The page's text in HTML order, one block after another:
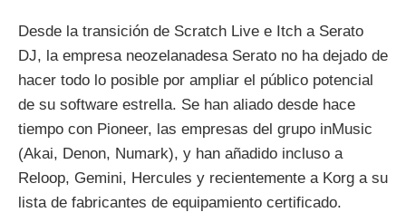
Desde la transición de Scratch Live e Itch a Serato
DJ, la empresa neozelanadesa Serato no ha dejado de
hacer todo lo posible por ampliar el público potencial
de su software estrella. Se han aliado desde hace
tiempo con Pioneer, las empresas del grupo inMusic
(Akai, Denon, Numark), y han añadido incluso a
Reloop, Gemini, Hercules y recientemente a Korg a su
lista de fabricantes de equipamiento certificado.